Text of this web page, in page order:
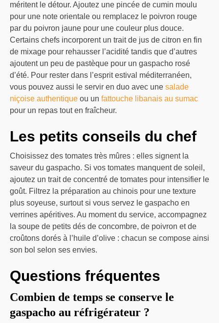
méritent le détour. Ajoutez une pincée de cumin moulu
pour une note orientale ou remplacez le poivron rouge
par du poivron jaune pour une couleur plus douce.
Certains chefs incorporent un trait de jus de citron en fin
de mixage pour rehausser l’acidité tandis que d’autres
ajoutent un peu de pastèque pour un gaspacho rosé
d’été. Pour rester dans l’esprit estival méditerranéen,
vous pouvez aussi le servir en duo avec une salade
niçoise authentique ou un fattouche libanais au sumac
pour un repas tout en fraîcheur.
Les petits conseils du chef
Choisissez des tomates très mûres : elles signent la
saveur du gaspacho. Si vos tomates manquent de soleil,
ajoutez un trait de concentré de tomates pour intensifier le
goût. Filtrez la préparation au chinois pour une texture
plus soyeuse, surtout si vous servez le gaspacho en
verrines apéritives. Au moment du service, accompagnez
la soupe de petits dés de concombre, de poivron et de
croûtons dorés à l’huile d’olive : chacun se compose ainsi
son bol selon ses envies.
Questions fréquentes
Combien de temps se conserve le
gaspacho au réfrigérateur ?